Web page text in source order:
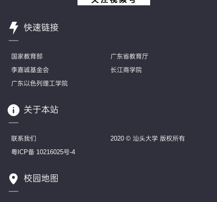
快速链接
国家教育部
广东省教育厅
李嘉诚基金会
长江商学院
广东以色列理工学院
关于本站
联系我们
2020 © 汕头大学 版权所有
粤ICP备 10216025号-4
校园地图